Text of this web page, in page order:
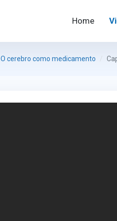
Home
O cerebro como medicamento